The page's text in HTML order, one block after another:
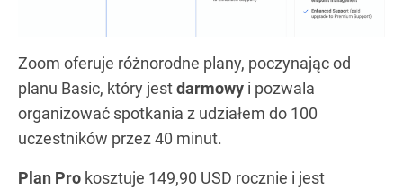
Zoom oferuje różnorodne plany, poczynając od
planu Basic, który jestdarmowy i pozwala
organizować spotkania z udziałem do 100
uczestników przez 40 minut.
Plan Pro kosztuje 149,90 USD rocznie i jest